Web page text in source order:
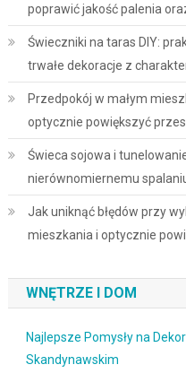
poprawić jakość palenia
Świeczniki na taras DIY:
trwałe dekoracje z
Przedpokój w małym
optycznie powiększyć
Świeca sojowa i
nierównomiernemu
Jak uniknąć błędów przy
mieszkania i optycznie
WNĘTRZE I DOM
Najlepsze Pomysły na
Skandynawskim